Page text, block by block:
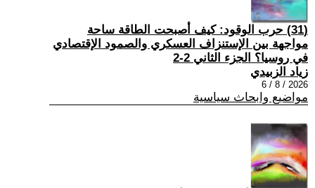
(31) حرب الوقود: كيف أصبحت الطاقة ساحة
مواجهة بين الإستنزاف العسكري والصمود الإقتصادي
في روسيا؟ الجزء الثاني 2-2
زياد الزبيدي
2026 / 8 / 6
مواضيع وابحاث سياسية